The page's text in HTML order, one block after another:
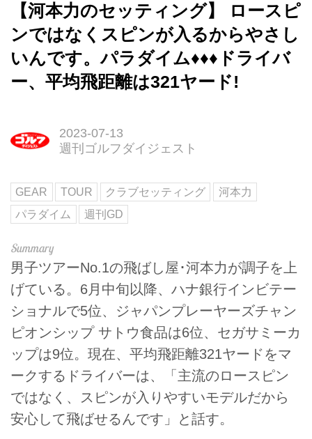
【河本力のセッティング】 ロースピ
ンではなくスピンが入るからやさし
いんです。パラダイム♦♦♦ドライバ
ー、平均飛距離は321ヤード!
2023-07-13
週刊ゴルフダイジェスト
GEAR TOUR クラブセッティング
河本力
パラダイム
週刊GD
男子ツアーNo.1の飛ばし屋･河本力が調子を上
げている。6月中旬以降、ハナ銀行インビテー
ショナルで5位、ジャパンプレーヤーズチャン
ピオンシップ サトウ食品は6位、セガサミーカ
ップは9位。現在、平均飛距離321ヤードをマ
ークするドライバーは、「主流のロースピン
ではなく、スピンが入りやすいモデルだから
安心して飛ばせるんです」と話す。